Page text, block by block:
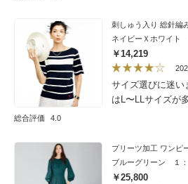
たです。DAMAは
いけどこれは丁度
総合評価 4.0
刺しゅう入り 総針編
ネイビーＸホワイト
￥14,219
サイズ選びに迷い
はL〜LLサイズが
り寸法のバスト
きめに感じます
があって良かった
げても、すっきり
プリーツ加工 ワンピ
ブルーグリーン １
￥25,800